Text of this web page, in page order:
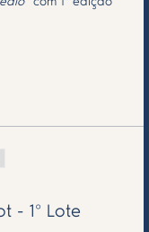
com 1ª edição
- 1º Lote